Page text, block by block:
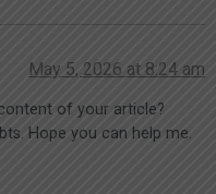
May 5, 2026 at 8:24 am
of your article?
Hope you can help me.